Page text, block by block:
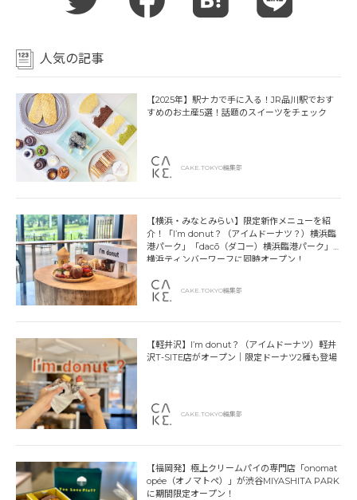
人気の記事
【2025年】駅ナカで手に入る！JR品川駅でおす
すめのお土産5選！話題のスイーツをチェック
CAKE.TOKYO編集部
【横浜・みなとみらい】限定新作メニューを紹
介！「I’m donut？（アイムドーナツ？）横浜臨
港パーク」「dacō（ダコー）横浜臨港パーク」
横浜ティンバーワーフに同時オープン！
CAKE.TOKYO編集部
【軽井沢】I’m donut？（アイムドーナツ）軽井
沢T-SITE店がオープン｜限定ドーナツ2種も登場
CAKE.TOKYO編集部
【福岡発】極上クリームパイの専門店「onomat
opée（オノマトペ）」が渋谷MIYASHITA PARK
に期間限定オープン！